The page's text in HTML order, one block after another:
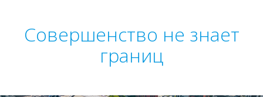
Совершенство не знает
границ